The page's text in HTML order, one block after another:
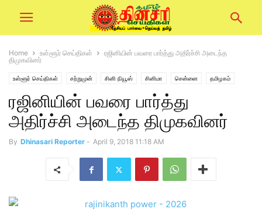
Home உள்ளூர் செய்திகள்
ரஜினியின் பவரை பார்த்து அதிர்ச்சி அடைந்த
திமுகவினர்
உள்ளூர் செய்திகள் சற்றுமுன் சினி நியூஸ் சினிமா சென்னை தமிழகம்
ரஜினியின் பவரை பார்த்து
அதிர்ச்சி அடைந்த திமுகவினர்
By Dhinasari Reporter - April 9, 2018 11:18 AM